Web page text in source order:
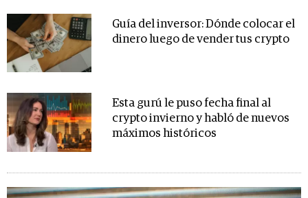
Guía del inversor: Dónde colocar el
dinero luego de vender tus crypto
Esta gurú le puso fecha final al
crypto invierno y habló de nuevos
máximos históricos